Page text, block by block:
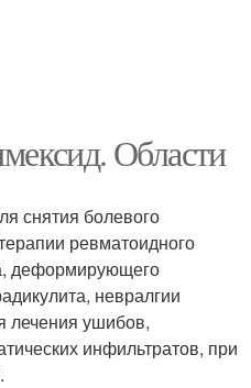
Области
снятия болевого
ревматоидного
деформирующего
невралгии
лечения ушибов,
инфильтратов, при